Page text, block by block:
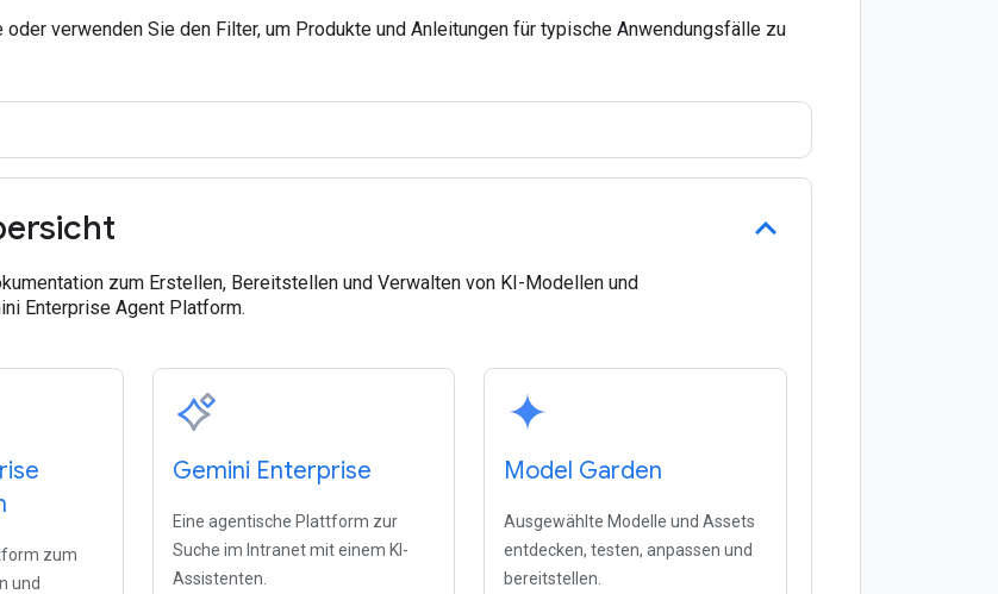
oder verwenden Sie den Filter, um Produkte und Anleitungen für typische Anwendungsfälle zu
zum Erstellen, Bereitstellen und Verwalten von KI-Modellen und
Enterprise Agent Platform.
zum
und
Gemini Enterprise
Eine agentische Plattform zur
Suche im Intranet mit einem KI-
Assistenten.
Model Garden
Ausgewählte Modelle und Assets
entdecken, testen, anpassen und
bereitstellen.